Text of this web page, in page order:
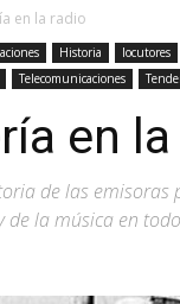
en la radio
Historia locutores
Telecomunicaciones
en
de las
de la música en